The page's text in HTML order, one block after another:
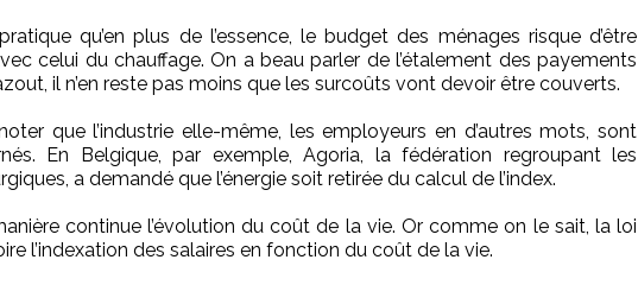
qu’en plus de l’essence, le budget des ménages risque d’être
celui du chauffage. On a beau parler de l’étalement des payements
il n’en reste pas moins que les surcoûts vont devoir être couverts.
que l’industrie elle-même, les employeurs en d’autres mots, sont
En Belgique, par exemple, Agoria, la fédération regroupant les
a demandé que l’énergie soit retirée du calcul de l’index.
continue l’évolution du coût de la vie. Or comme on le sait, la loi
l’indexation des salaires en fonction du coût de la vie.